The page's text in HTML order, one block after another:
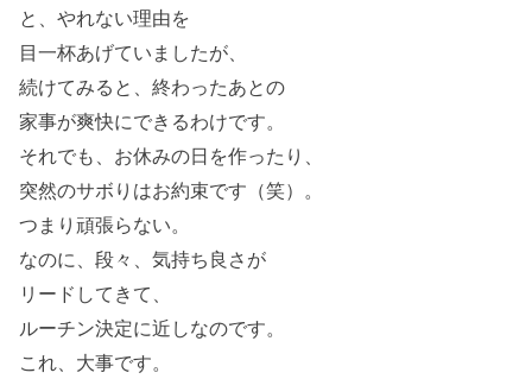
と、やれない理由を
目一杯あげていましたが、
続けてみると、終わったあとの
家事が爽快にできるわけです。
それでも、お休みの日を作ったり、
突然のサボりはお約束です（笑）。
つまり頑張らない。
なのに、段々、気持ち良さが
リードしてきて、
ルーチン決定に近しなのです。
これ、大事です。